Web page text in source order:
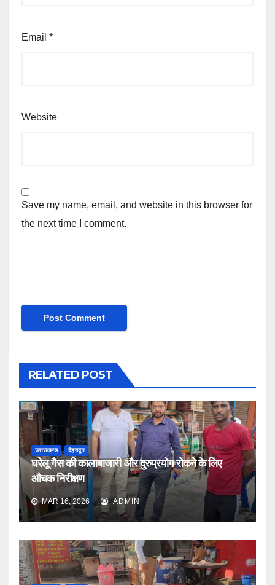
Email *
Website
Save my name, email, and website in this browser for
the next time I comment.
RELATED POST
उत्तराखण्ड देहरादून
घरेलू गैस की कालाबाजारी और दुरुप्रयोग रोकने के लिए
औचक निरीक्षण
MAR 16, 2026 ADMIN